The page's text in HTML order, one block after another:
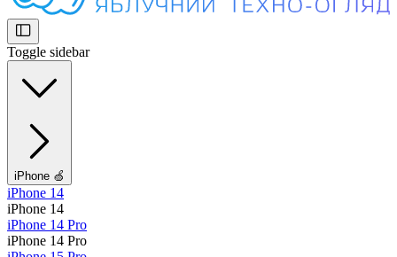
Toggle sidebar
iPhone 🍏
iPhone 14
iPhone 14
iPhone 14 Pro
iPhone 14 Pro